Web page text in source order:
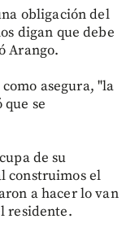
obligación del
digan que debe
Arango.
asegura, "la
se
de su
construimos el
a hacer lo van
residente.